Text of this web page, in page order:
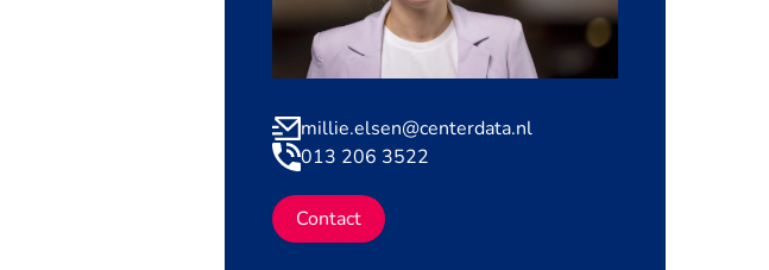
millie.elsen@centerdata.nl
013 206 3522
Contact